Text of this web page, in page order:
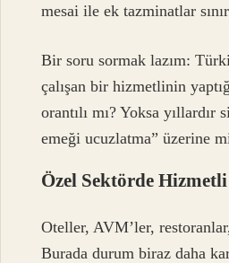
mesai ile ek tazminatlar
Bir soru sormak lazım:
çalışan bir hizmetlinin
orantılı mı? Yoksa yıllardır
emeği ucuzlatma” üzerine
Özel Sektörde
Oteller, AVM’ler,
Burada durum biraz daha